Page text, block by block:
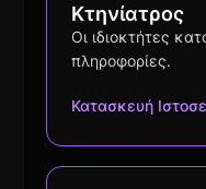
Κτηνίατρος
Οι ιδιοκτήτες
πληροφορίες.
Κατασκευή